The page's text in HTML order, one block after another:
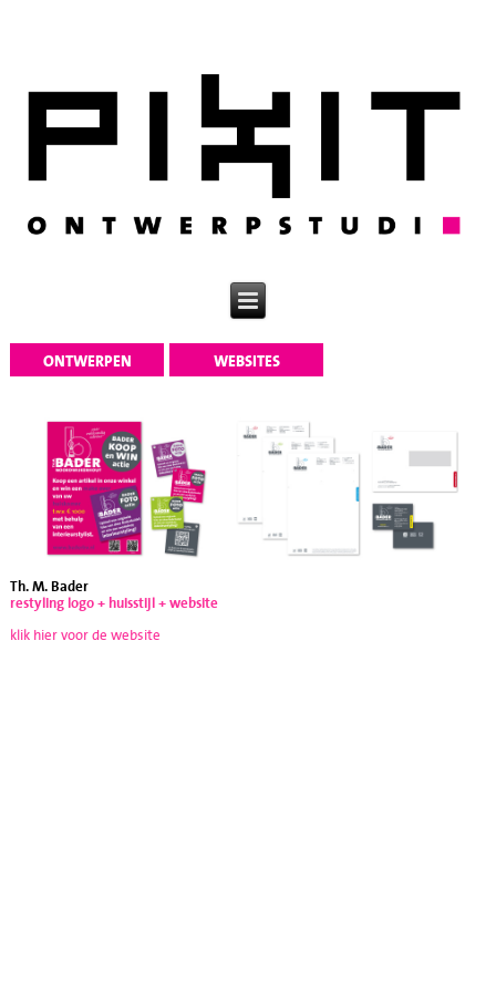
ONTWERPEN WEBSITES
Th. M. Bader
restyling logo + huisstijl + website
klik hier voor de website